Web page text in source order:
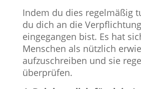
Indem du dies regelmäßig
du dich an die
eingegangen bist. Es hat
Menschen als nützlich
aufzuschreiben und sie
überprüfen.